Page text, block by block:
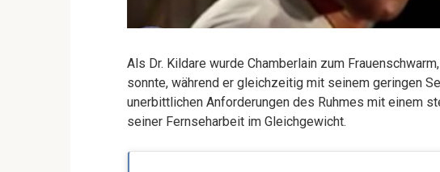
Als Dr. Kildare wurde Chamberlain zum
sonnte, während er gleichzeitig mit seinem geringen
unerbittlichen Anforderungen des Ruhmes mit einem
seiner Fernseharbeit im Gleichgewicht.